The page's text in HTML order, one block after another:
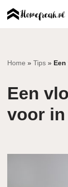
inhoud
Home » Tips »
Een
voor